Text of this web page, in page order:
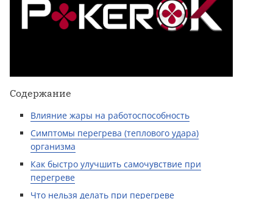
Содержание
Влияние жары на работоспособность
Симптомы перегрева (теплового удара)
организма
Как быстро улучшить самочувствие при
перегреве
Что нельзя делать при перегреве